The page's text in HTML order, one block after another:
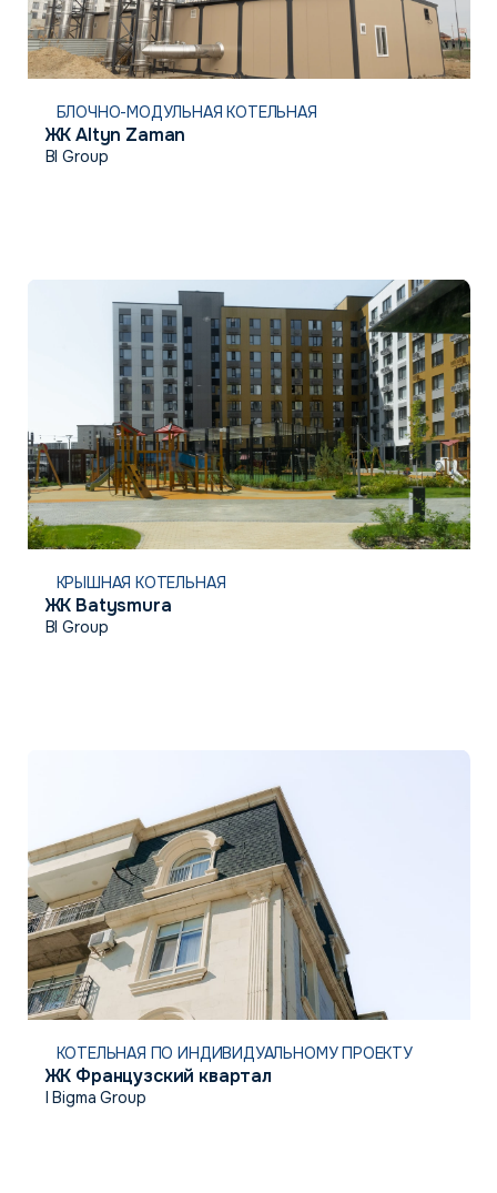
БЛОЧНО-МОДУЛЬНАЯ КОТЕЛЬНАЯ
ЖК Altyn Zaman
BI Group
КРЫШНАЯ КОТЕЛЬНАЯ
ЖК Batysmura
BI Group
КОТЕЛЬНАЯ ПО ИНДИВИДУАЛЬНОМУ ПРОЕКТУ
ЖК Французский квартал
I Bigma Group